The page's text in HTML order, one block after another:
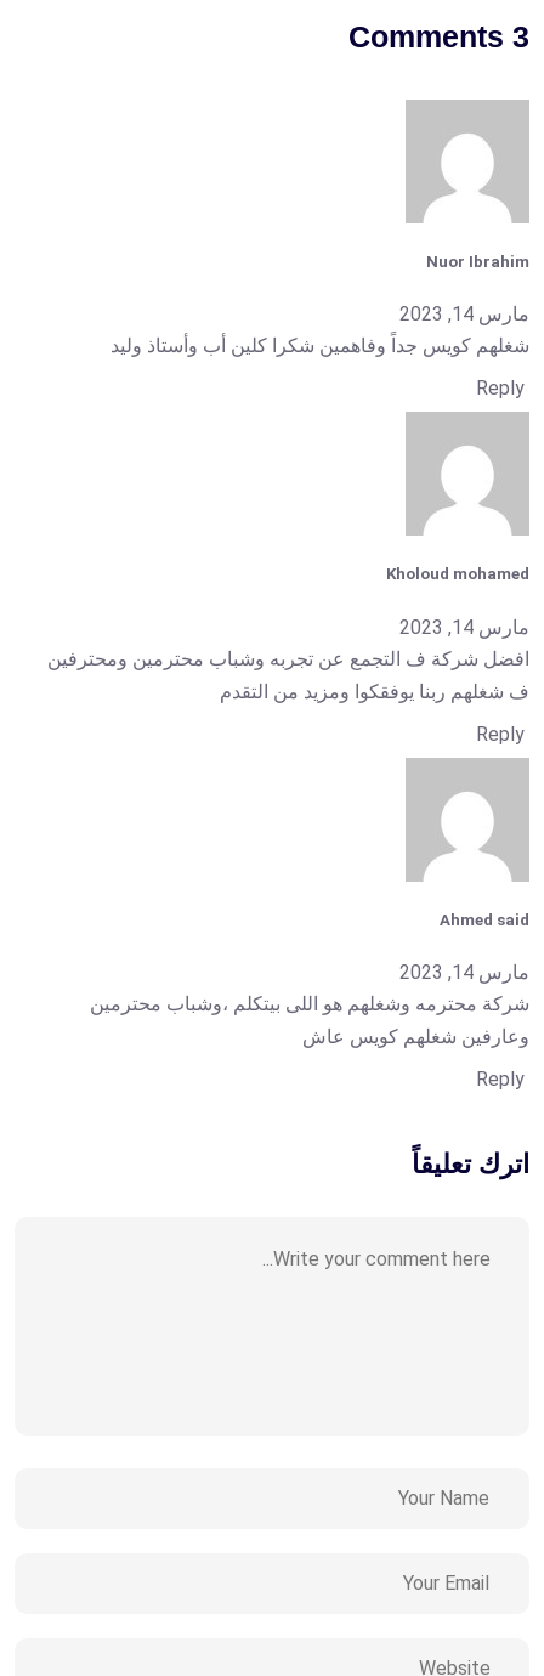
3 Comments
Nuor Ibrahim
مارس 14, 2023
شغلهم كويس جداً وفاهمين شكرا كلين أب وأستاذ وليد
Kholoud mohamed
مارس 14, 2023
افضل شركة ف التجمع عن تجربه وشباب محترمين ومحترفين
ف شغلهم ربنا يوفقكوا ومزيد من التقدم
Ahmed said
مارس 14, 2023
شركة محترمه وشغلهم هو اللى بيتكلم ،وشباب محترمين
وعارفين شغلهم كويس عاش
اترك تعليقاً